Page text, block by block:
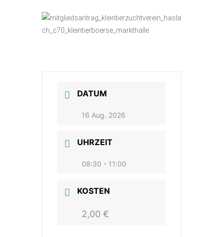
DATUM
16 Aug. 2026
UHRZEIT
08:30 - 11:00
KOSTEN
2,00 €